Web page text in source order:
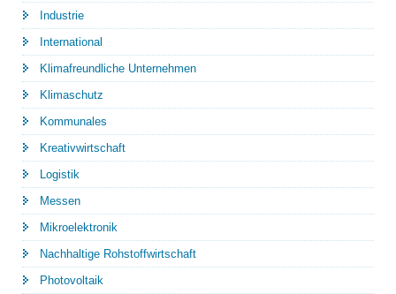
Industrie
International
Klimafreundliche Unternehmen
Klimaschutz
Kommunales
Kreativwirtschaft
Logistik
Messen
Mikroelektronik
Nachhaltige Rohstoffwirtschaft
Photovoltaik